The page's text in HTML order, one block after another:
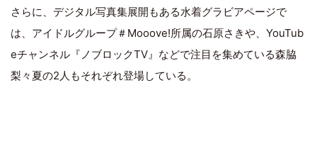
さらに、デジタル写真集展開もある水着グラビアページで
は、アイドルグループ＃Mooove!所属の石原さきや、YouTub
eチャンネル『ノブロックTV』などで注目を集めている森脇
梨々夏の2人もそれぞれ登場している。